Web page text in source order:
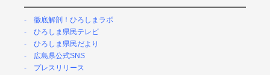
徹底解剖！ひろしまラボ
ひろしま県民テレビ
ひろしま県民だより
広島県公式SNS
プレスリリース